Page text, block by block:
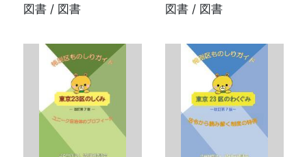
トプロジェクトチーム
図書 / 図書
トプロジェクト／編 /
図書 / 図書